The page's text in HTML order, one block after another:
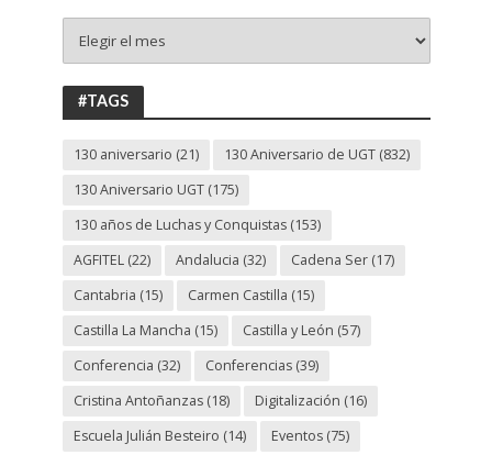
130
ANIVERSARIO
UGT
#TAGS
130 aniversario (21) 130 Aniversario de UGT(832)
130 Aniversario UGT(175)
130 años de Luchas y Conquistas(153)
AGFITEL(22) Andalucia (32) Cadena Ser(17)
Cantabria (15) Carmen Castilla (15)
Castilla La Mancha (15) Castilla y León (57)
Conferencia (32) Conferencias(39)
Cristina Antoñanzas(18) Digitalización (16)
Escuela Julián Besteiro (14) Eventos(75)